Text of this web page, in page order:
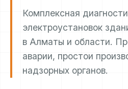
Комплексная
электроустановок
в Алматы и области.
аварии, простои
надзорных органов.